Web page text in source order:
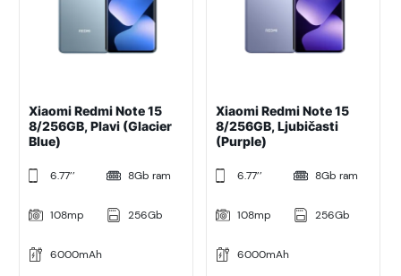
Xiaomi Redmi Note 15
8/256GB, Plavi (Glacier
Blue)
6.77’’ 8Gb ram
108mp 256Gb
6000mAh
Xiaomi Redmi Note 15
8/256GB, Ljubičasti
(Purple)
6.77’’ 8Gb ram
108mp 256Gb
6000mAh